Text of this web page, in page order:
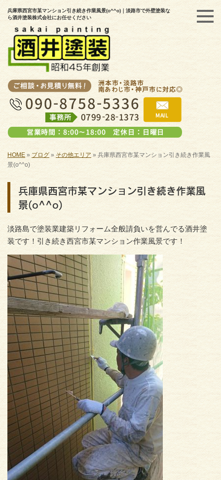
兵庫県西宮市某マンション引き続き作業風景(o^^o)｜淡路市で外壁塗装な
ら酒井塗装株式会社にお任せください
HOME » ブログ» その他エリア » 兵庫県西宮市某マンション引き続き作業風
景(o^^o)
兵庫県西宮市某マンション引き続き作業風
景(o^^o)
淡路島で塗装業建築リフォーム全般請負いを営んでる酒井塗
装です！引き続き西宮市某マンション作業風景です！